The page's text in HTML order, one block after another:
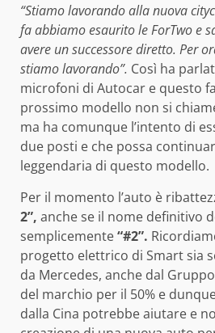
“Stiamo lavorando alla nuova
fa abbiamo esaurito le ForTwo e
avere un successore diretto. Per
stiamo lavorando”. Così ha
microfoni di Autocar e questo
prossimo modello non si
ma ha comunque l’intento di
due posti e che possa
leggendaria di questo modello.
Per il momento l’auto è
2”, anche se il nome definitivo
semplicemente“#2”.
progetto elettrico di Smart sia
da Mercedes, anche dal
del marchio per il 50% e
dalla Cina potrebbe aiutare e